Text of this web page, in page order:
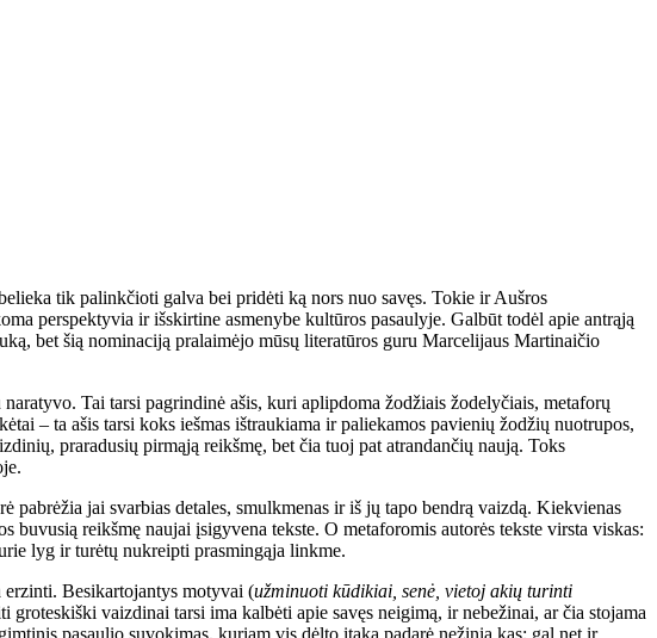
tik palinkčioti galva bei pridėti ką nors nuo savęs. Tokie ir Aušros
perspektyvia ir išskirtine asmenybe kultūros pasaulyje. Galbūt todėl apie antrąją
bet šią nominaciją pralaimėjo mūsų literatūros guru Marcelijaus Martinaičio
Tai tarsi pagrindinė ašis, kuri aplipdoma žodžiais žodelyčiais, metaforų
– ta ašis tarsi koks iešmas ištraukiama ir paliekamos pavienių žodžių nuotrupos,
praradusių pirmąją reikšmę, bet čia tuoj pat atrandančių naują. Toks
jai svarbias detales, smulkmenas ir iš jų tapo bendrą vaizdą. Kiekvienas
reikšmę naujai įsigyvena tekste. O metaforomis autorės tekste virsta viskas:
lyg ir turėtų nukreipti prasmingąja linkme.
Besikartojantys motyvai (užminuoti kūdikiai, senė, vietoj akių turinti
vaizdinai tarsi ima kalbėti apie savęs neigimą, ir nebežinai, ar čia stojama
pasaulio suvokimas, kuriam vis dėlto įtaką padarė nežinia kas: gal net ir